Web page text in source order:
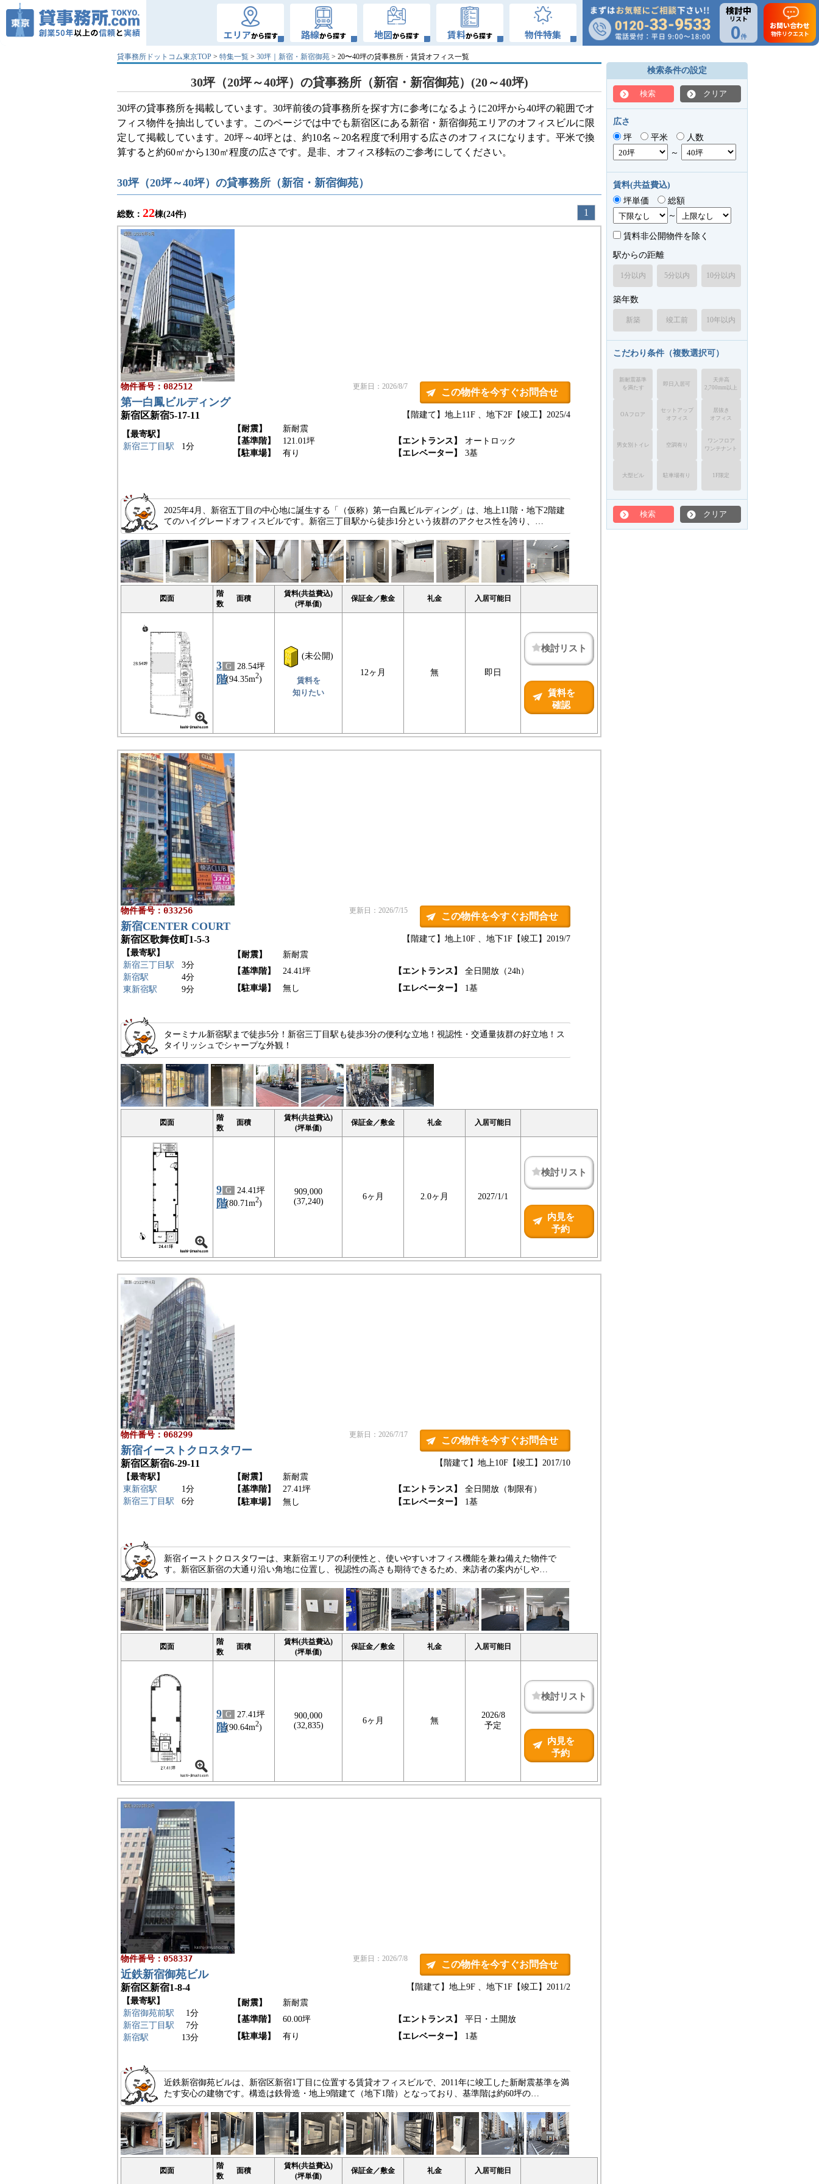
エリアから探す 路線から探す 地図から探す 賃料から探す 物件特集
検討中
リスト
0件
お問い合わせ
物件リクエスト
貸事務所ドットコム東京TOP > 特集一覧 > 30坪｜新宿・新宿御苑 > 20〜40坪の貸事務所・賃貸オフィス一覧
30坪（20坪～40坪）の貸事務所（新宿・新宿御苑）(20～40坪)
30坪の貸事務所を掲載しています。30坪前後の貸事務所を探す方に参考になるように20坪から40坪の範囲でオ
フィス物件を抽出しています。このページでは中でも新宿区にある新宿・新宿御苑エリアのオフィスビルに限
定して掲載しています。20坪～40坪とは、約10名～20名程度で利用する広さのオフィスになります。平米で換
算すると約60㎡から130㎡程度の広さです。是非、オフィス移転のご参考にしてください。
30坪（20坪～40坪）の貸事務所（新宿・新宿御苑）
総数： 22棟(24件) 1
物件番号：082512 更新日：2026/8/7
この物件を今すぐお問合せ
第一白鳳ビルディング
新宿区新宿5-17-11 【竣工】2025/4
【階建て】地上11F 、地下2F
【最寄駅】
新宿三丁目駅
1分
【耐震】
新耐震
【基準階】
121.01坪 【エントランス】
オートロック
【駐車場】
有り 【エレベーター】 3基
2025年4月、新宿五丁目の中心地に誕生する「（仮称）第一白鳳ビルディング」は、地上11階・地下2階建
てのハイグレードオフィスビルです。新宿三丁目駅から徒歩1分という抜群のアクセス性を誇り、…
図面
階
数
面積
賃料(共益費込)
(坪単価)
保証金／敷金 礼金 入居可能日
3
階
G 28.54坪
(94.35m2)
(未公開)
賃料を
知りたい
12ヶ月 無 即日
検討リスト
賃料を
確認
物件番号：033256 更新日：2026/7/15
この物件を今すぐお問合せ
新宿CENTER COURT
新宿区歌舞伎町1-5-3 【竣工】2019/7
【階建て】地上10F 、地下1F
【最寄駅】
新宿三丁目駅
3分
新宿駅
4分
東新宿駅
9分
【耐震】
新耐震
【基準階】
24.41坪 【エントランス】
全日開放（24h）
【駐車場】
無し 【エレベーター】 1基
ターミナル新宿駅まで徒歩5分！新宿三丁目駅も徒歩3分の便利な立地！視認性・交通量抜群の好立地！ス
タイリッシュでシャープな外観！
図面
階
数
面積
賃料(共益費込)
(坪単価)
保証金／敷金 礼金 入居可能日
9
階
G 24.41坪
(80.71m2)
909,000
(37,240)
6ヶ月 2.0ヶ月 2027/1/1
検討リスト
内見を
予約
物件番号：068299 更新日：2026/7/17
この物件を今すぐお問合せ
新宿イーストクロスタワー
新宿区新宿6-29-11 【竣工】2017/10
【階建て】地上10F
【最寄駅】
東新宿駅
1分
新宿三丁目駅
6分
【耐震】
新耐震
【基準階】
27.41坪 【エントランス】
全日開放（制限有）
【駐車場】
無し 【エレベーター】 1基
新宿イーストクロスタワーは、東新宿エリアの利便性と、使いやすいオフィス機能を兼ね備えた物件で
す。新宿区新宿の大通り沿い角地に位置し、視認性の高さも期待できるため、来訪者の案内がしや…
図面
階
数
面積
賃料(共益費込)
(坪単価)
保証金／敷金 礼金 入居可能日
9
階
G 27.41坪
(90.64m2)
900,000
(32,835)
6ヶ月 無
2026/8
予定
検討リスト
内見を
予約
物件番号：058337 更新日：2026/7/8
この物件を今すぐお問合せ
近鉄新宿御苑ビル
新宿区新宿1-8-4 【竣工】2011/2
【階建て】地上9F 、地下1F
【最寄駅】
新宿御苑前駅
1分
新宿三丁目駅
7分
新宿駅
13分
【耐震】
新耐震
【基準階】
60.00坪 【エントランス】
平日・土開放
【駐車場】
有り 【エレベーター】 1基
近鉄新宿御苑ビルは、新宿区新宿1丁目に位置する賃貸オフィスビルで、2011年に竣工した新耐震基準を満
たす安心の建物です。構造は鉄骨造・地上9階建て（地下1階）となっており、基準階は約60坪の…
図面
階
数
面積
賃料(共益費込)
(坪単価)
保証金／敷金 礼金 入居可能日
検索条件の設定
検索 クリア
広さ
坪
平米
人数
～
賃料(共益費込)
坪単価
総額
～
賃料非公開物件を除く
駅からの距離
1分以内 5分以内 10分以内
築年数
新築 竣工前 10年以内
こだわり条件（複数選択可）
新耐震基準
を満たす
即日入居可
天井高
2,700mm以上
OAフロア
セットアップ
オフィス
居抜き
オフィス
男女別トイレ 空調有り
ワンフロア
ワンテナント
大型ビル 駐車場有り 1F限定
検索 クリア